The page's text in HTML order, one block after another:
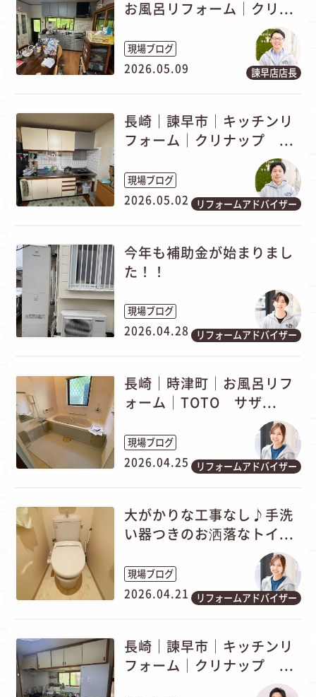
お風呂リフォーム│クリ...
現場ブログ
2026.05.09 諫早店店長
長崎｜諫早市│キッチンリ
フォーム│クリナップ ...
現場ブログ
2026.05.02 リフォームアドバイザー
今年も補助金が始まりまし
た！！
現場ブログ
2026.04.28 リフォームアドバイザー
長崎｜時津町│お風呂リフ
ォーム│TOTO サザ...
現場ブログ
2026.04.25 リフォームアドバイザー
大がかりな工事なし♪手洗
い器つきのお洒落なトイ...
現場ブログ
2026.04.21 リフォームアドバイザー
長崎｜諫早市│キッチンリ
フォーム│クリナップ ...